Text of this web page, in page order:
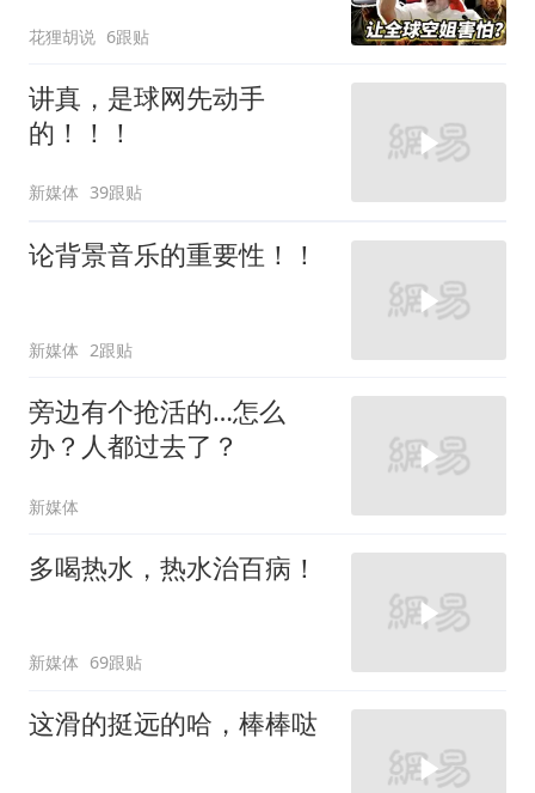
花狸胡说 6跟贴
讲真，是球网先动手
的！！！
新媒体 39跟贴
论背景音乐的重要性！！
新媒体 2跟贴
旁边有个抢活的…怎么
办？人都过去了？
新媒体
多喝热水，热水治百病！
新媒体 69跟贴
这滑的挺远的哈，棒棒哒